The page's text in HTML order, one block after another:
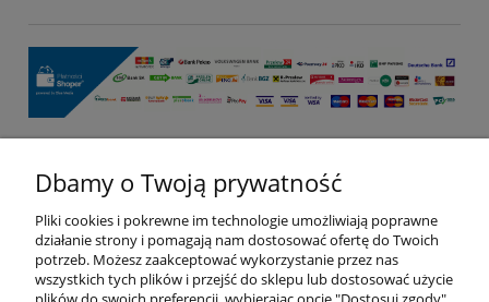
Pomoc
Moje konto
Płatności i dostawa
Dbamy o Twoją prywatność
Pliki cookies i pokrewne im technologie umożliwiają poprawne
działanie strony i pomagają nam dostosować ofertę do Twoich
potrzeb. Możesz zaakceptować wykorzystanie przez nas
wszystkich tych plików i przejść do sklepu lub dostosować użycie